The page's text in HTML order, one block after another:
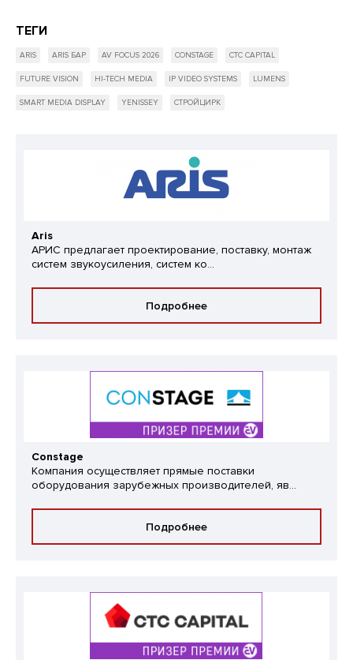
ТЕГИ
ARIS ARIS БАР AV FOCUS 2026 CONSTAGE CTC CAPITAL
FUTURE VISION HI-TECH MEDIA IP VIDEO SYSTEMS LUMENS
SMART MEDIA DISPLAY YENISSEY СТРОЙЦИРК
Aris
АРИС предлагает проектирование, поставку, монтаж
систем звукоусиления, систем ко...
Подробнее
Constage
Компания осуществляет прямые поставки
оборудования зарубежных производителей, яв...
Подробнее